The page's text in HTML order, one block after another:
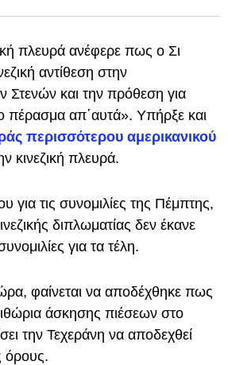
πλευρά ανέφερε πως ο Σι
αντίθεση στην
Στενών και την πρόθεση για
πέρασμα απ΄αυτά». Υπήρξε και
περισσότερου αμερικανικού
κινεζική πλευρά.
για τις συνομιλίες της Πέμπτης,
διπλωματίας δεν έκανε
για τα τέλη.
φαίνεται να αποδέχθηκε πως
άσκησης πιέσεων στο
την Τεχεράνη να αποδεχθεί
όρους.